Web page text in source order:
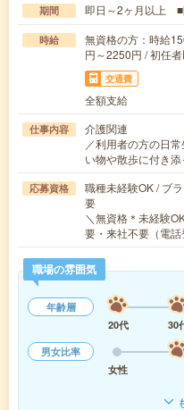
期間 即日～2ヶ月以上 ■
時給
無資格の方：時給
円～2250円 / 初任
交通費
全額支給
仕事内容
介護関連
／利用者の方の日
い物や散歩に付き
応募資格
職種未経験OK / ブ
要
＼無資格＊未経験
要・来社不要（電
職場の雰囲気
年齢層
20代
30
男女比率
女性